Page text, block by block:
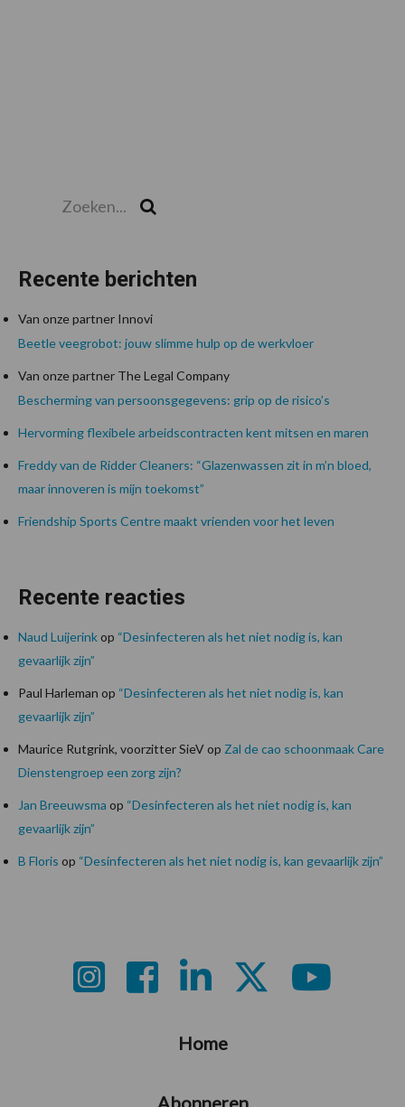
Recente berichten
Van onze partner Innovi
Beetle veegrobot: jouw slimme hulp op de werkvloer
Van onze partner The Legal Company
Bescherming van persoonsgegevens: grip op de risico’s
Hervorming flexibele arbeidscontracten kent mitsen en maren
Freddy van de Ridder Cleaners: “Glazenwassen zit in m’n bloed,
maar innoveren is mijn toekomst”
Friendship Sports Centre maakt vrienden voor het leven
Recente reacties
Naud Luijerinkop “Desinfecteren als het niet nodig is, kan
gevaarlijk zijn”
Paul Harleman op “Desinfecteren als het niet nodig is, kan
gevaarlijk zijn”
Maurice Rutgrink, voorzitter SieVop Zal de cao schoonmaak Care
Dienstengroep een zorg zijn?
Jan Breeuwsma op “Desinfecteren als het niet nodig is, kan
gevaarlijk zijn”
B Floris op “Desinfecteren als het niet nodig is, kan gevaarlijk zijn”
Home
Abonneren